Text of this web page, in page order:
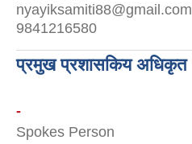
nyayiksamiti88@gmail.com
9841216580
प्रमुख प्रशासकिय अधिकृत
-
Spokes Person